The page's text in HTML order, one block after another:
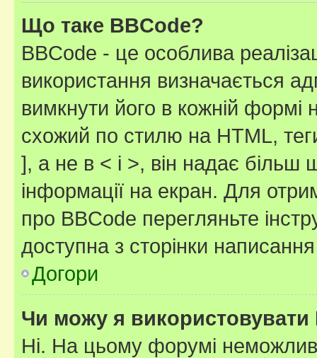
Що таке BBCode?
BBCode - це особлива
використання визначається
вимкнути його в кожній
схожий по стилю на HTML,
], а не в < і >, він надає більш
інформації на екран. Для
про BBCode перегляньте
доступна з сторінки
Догори
Чи можу я використовувати
Ні. На цьому форумі